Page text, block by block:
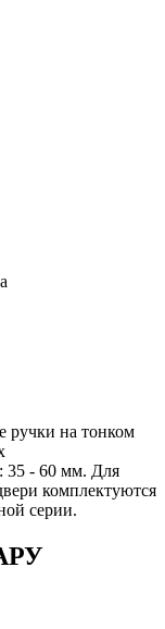
ручки на тонком
35 - 60 мм. Для
комплектуются
серии.